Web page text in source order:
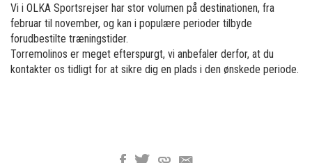
Vi i OLKA Sportsrejser har stor volumen på destinationen, fra
februar til november, og kan i populære perioder tilbyde
forudbestilte træningstider.
Torremolinos er meget efterspurgt, vi anbefaler derfor, at du
kontakter os tidligt for at sikre dig en plads i den ønskede periode.